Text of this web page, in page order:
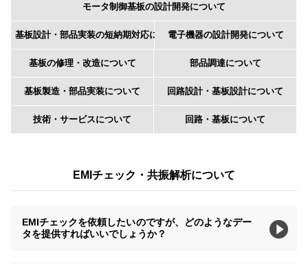
モータ制御基板の設計開発について
基板設計・部品実装の短納期対応について電子機器の設計開発について
基板の修理・改造について 部品調達について
基板製造・部品実装について 回路設計・基板設計について
技術・サービスについて 回路・基板について
EMIチェック・共振解析について
EMIチェックを依頼したいのですが、どのようなデー
タを提供すればいいでしょうか？